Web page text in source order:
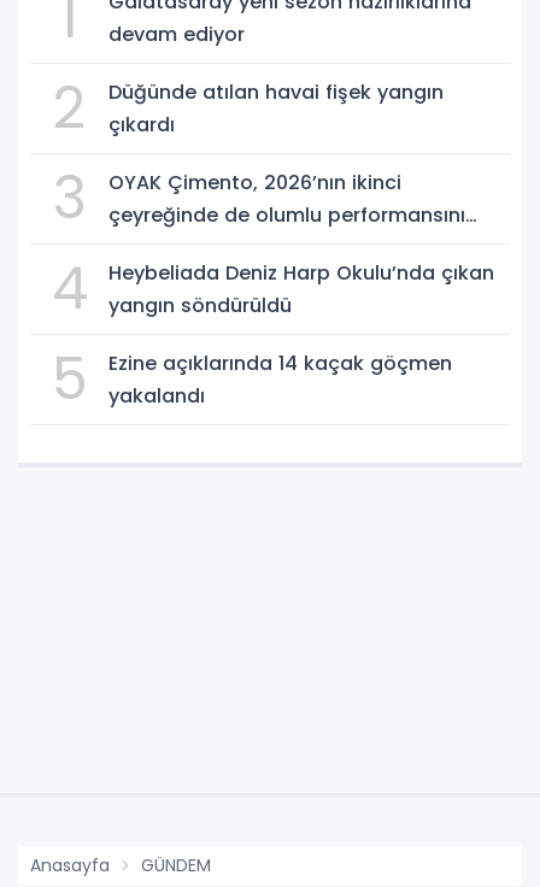
1
devam ediyor
2
Düğünde atılan havai fişek yangın
çıkardı
3
OYAK Çimento, 2026’nın ikinci
çeyreğinde de olumlu performansını
4
Heybeliada Deniz Harp Okulu’nda çıkan
yangın söndürüldü
5
Ezine açıklarında 14 kaçak göçmen
yakalandı
Anasayfa GÜNDEM